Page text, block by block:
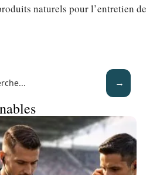
naturels pour l’entretien de